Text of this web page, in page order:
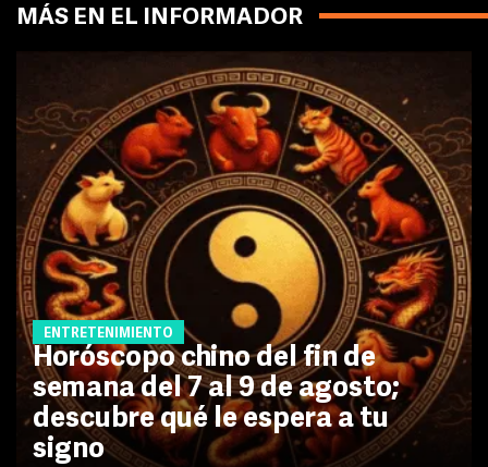
MÁS EN EL INFORMADOR
ENTRETENIMIENTO
Horóscopo chino del fin de
semana del 7 al 9 de agosto;
descubre qué le espera a tu
signo